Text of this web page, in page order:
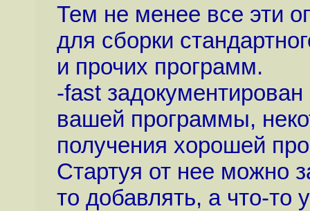
Тем не менее все эти
для сборки
и прочих программ.
-fast задокументирован
вашей программы,
получения хорошей
Стартуя от нее можно
то добавлять, а что-то